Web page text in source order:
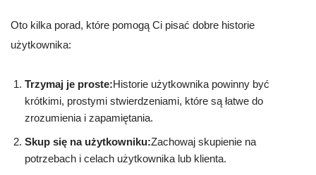
Oto kilka porad, które pomogą Ci pisać dobre historie
użytkownika:
Trzymaj je proste:Historie użytkownika powinny być
krótkimi, prostymi stwierdzeniami, które są łatwe do
zrozumienia i zapamiętania.
Skup się na użytkowniku:Zachowaj skupienie na
potrzebach i celach użytkownika lub klienta.